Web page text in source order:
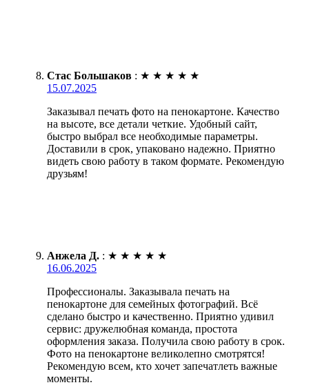
Стас Большаков : ★ ★ ★ ★ ★
15.07.2025
Заказывал печать фото на пенокартоне. Качество
на высоте, все детали четкие. Удобный сайт,
быстро выбрал все необходимые параметры.
Доставили в срок, упаковано надежно. Приятно
видеть свою работу в таком формате. Рекомендую
друзьям!
Анжела Д. : ★ ★ ★ ★ ★
16.06.2025
Профессионалы. Заказывала печать на
пенокартоне для семейных фотографий. Всё
сделано быстро и качественно. Приятно удивил
сервис: дружелюбная команда, простота
оформления заказа. Получила свою работу в срок.
Фото на пенокартоне великолепно смотрятся!
Рекомендую всем, кто хочет запечатлеть важные
моменты.